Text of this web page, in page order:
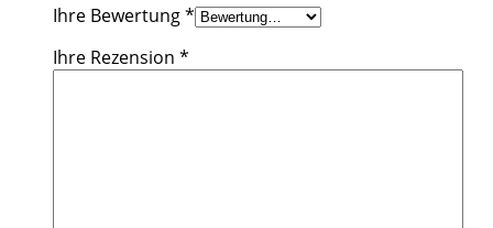
Ihre Bewertung*
Ihre Rezension *